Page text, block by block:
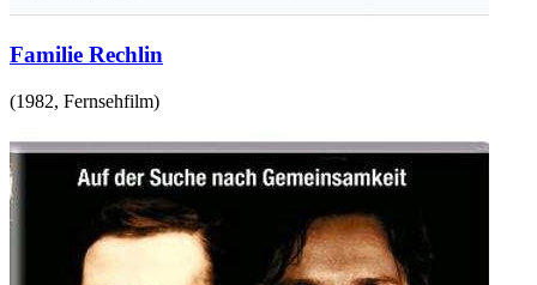
Familie Rechlin
(1982, Fernsehfilm)